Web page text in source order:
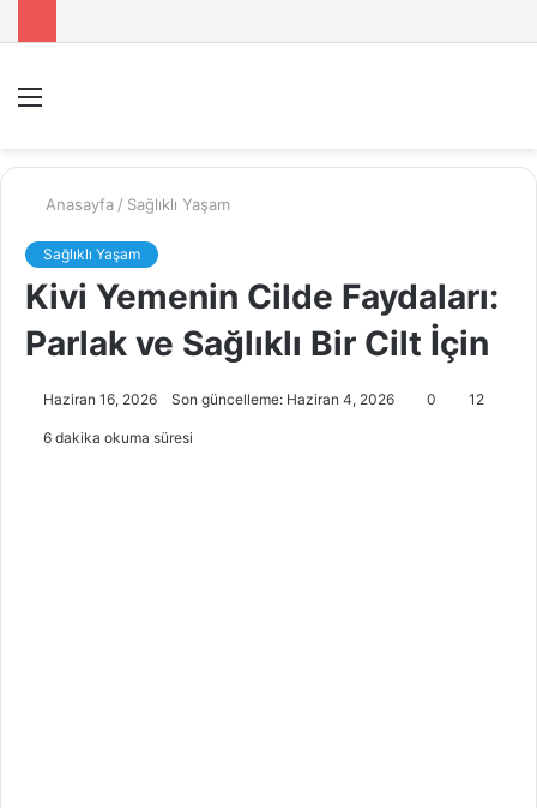
...
Anasayfa / Sağlıklı Yaşam
Sağlıklı Yaşam
Kivi Yemenin Cilde Faydaları:
Parlak ve Sağlıklı Bir Cilt İçin
Haziran 16, 2026 Son güncelleme: Haziran 4, 2026 0 12
6 dakika okuma süresi